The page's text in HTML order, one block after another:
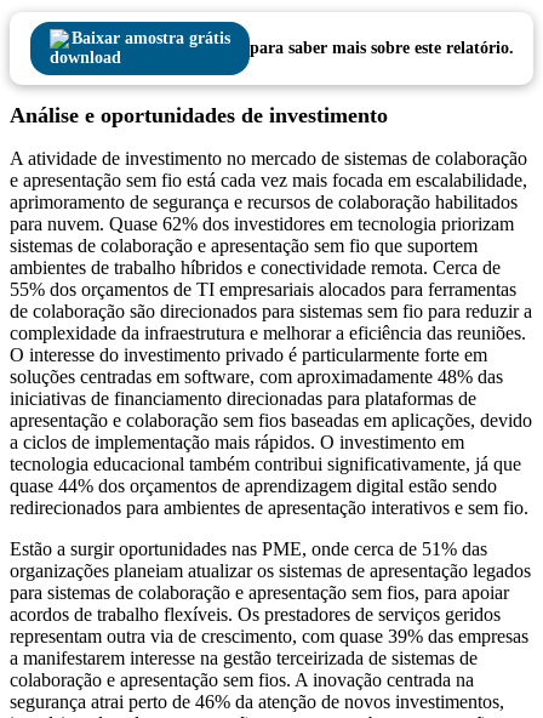
Baixar amostra grátis
para saber mais sobre este relatório.
Análise e oportunidades de investimento
A atividade de investimento no mercado de sistemas de colaboração
e apresentação sem fio está cada vez mais focada em escalabilidade,
aprimoramento de segurança e recursos de colaboração habilitados
para nuvem. Quase 62% dos investidores em tecnologia priorizam
sistemas de colaboração e apresentação sem fio que suportem
ambientes de trabalho híbridos e conectividade remota. Cerca de
55% dos orçamentos de TI empresariais alocados para ferramentas
de colaboração são direcionados para sistemas sem fio para reduzir a
complexidade da infraestrutura e melhorar a eficiência das reuniões.
O interesse do investimento privado é particularmente forte em
soluções centradas em software, com aproximadamente 48% das
iniciativas de financiamento direcionadas para plataformas de
apresentação e colaboração sem fios baseadas em aplicações, devido
a ciclos de implementação mais rápidos. O investimento em
tecnologia educacional também contribui significativamente, já que
quase 44% dos orçamentos de aprendizagem digital estão sendo
redirecionados para ambientes de apresentação interativos e sem fio.
Estão a surgir oportunidades nas PME, onde cerca de 51% das
organizações planeiam atualizar os sistemas de apresentação legados
para sistemas de colaboração e apresentação sem fios, para apoiar
acordos de trabalho flexíveis. Os prestadores de serviços geridos
representam outra via de crescimento, com quase 39% das empresas
a manifestarem interesse na gestão terceirizada de sistemas de
colaboração e apresentação sem fios. A inovação centrada na
segurança atrai perto de 46% da atenção de novos investimentos,